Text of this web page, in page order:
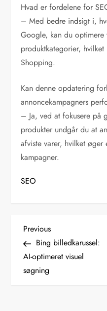
Hvad er fordelene for
– Med bedre indsigt i,
Google, kan du optimere
produktkategorier,
Shopping.
Kan denne opdatering
annoncekampagners
– Ja, ved at fokusere på
produkter undgår du at
afviste varer, hvilket
kampagner.
SEO
I
n
d
Previous
Post
Previous
Bing billedkarussel:
AI-optimeret visuel
søgning